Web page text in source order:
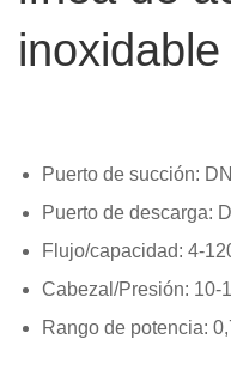
inoxidable
Puerto de succión:
Puerto de descarga:
Flujo/capacidad: 4-
Cabezal/Presión: 10-
Rango de potencia: